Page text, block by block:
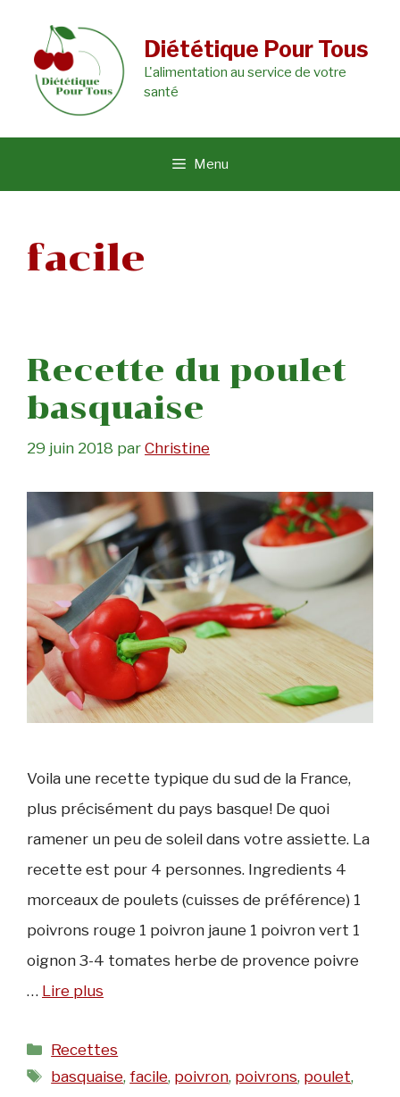
contenu
Diététique Pour Tous
L'alimentation au service de votre
santé
Menu
facile
Recette du poulet
basquaise
29 juin 2018 par Christine
Voila une recette typique du sud de la France,
plus précisément du pays basque! De quoi
ramener un peu de soleil dans votre assiette. La
recette est pour 4 personnes. Ingredients 4
morceaux de poulets (cuisses de préférence) 1
poivrons rouge 1 poivron jaune 1 poivron vert 1
oignon 3-4 tomates herbe de provence poivre
… Lire plus
Catégories
Recettes
Étiquettes
basquaise,facile, poivron, poivrons, poulet,